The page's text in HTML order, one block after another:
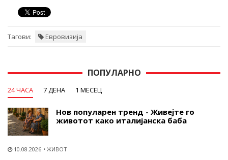
Тагови: Евровизија
ПОПУЛАРНО
24 ЧАСА 7 ДЕНА 1 МЕСЕЦ
Нов популарен тренд - Живејте го
животот како италијанска баба
10.08.2026 ЖИВОТ